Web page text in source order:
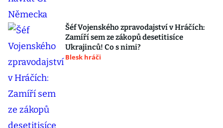
Šéf Vojenského zpravodajství v Hráčích:
Zamíří sem ze zákopů desetitisíce
Ukrajinců! Co s nimi?
Blesk hráči